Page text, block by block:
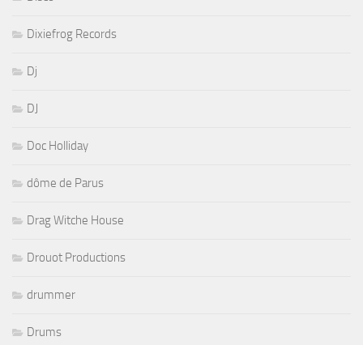
Dixiefrog Records
Dj
DJ
Doc Holliday
dôme de Parus
Drag Witche House
Drouot Productions
drummer
Drums